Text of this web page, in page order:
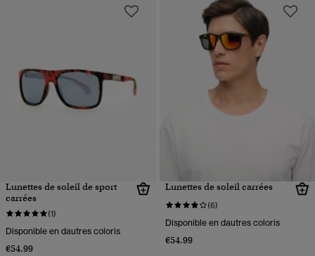
Lunettes de soleil de sport
carrées
(1)
Disponible en dautres coloris
€54.99
Lunettes de soleil carrées
(6)
Disponible en dautres coloris
€54.99